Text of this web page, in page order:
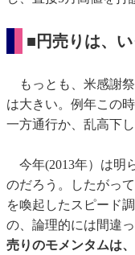
■円売りは、
もっとも、米感謝祭
は大きい。例年この
一方通行か、乱高下し
今年(2013年）は明
のだろう。したがって
を喚起したスピード
の、論理的には間違
売りのモメンタムは